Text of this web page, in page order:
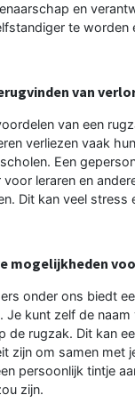
en
te worden
van
van een
verliezen vaak
Een
leraren en
Dit kan veel stress
mogelijkheden
onder ons biedt
Je kunt zelf de naam
de rugzak. Dit kan
zijn om samen met
persoonlijk tintje
zijn.